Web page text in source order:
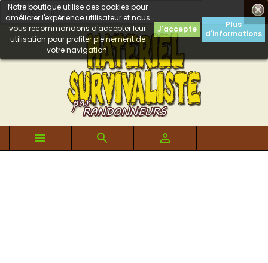

Notre boutique utilise des cookies pour
améliorer l'expérience utilisateur et nous
vous recommandons d'accepter leur
utilisation pour profiter pleinement de
votre navigation.
J'accepte
Plus
d'informations
  